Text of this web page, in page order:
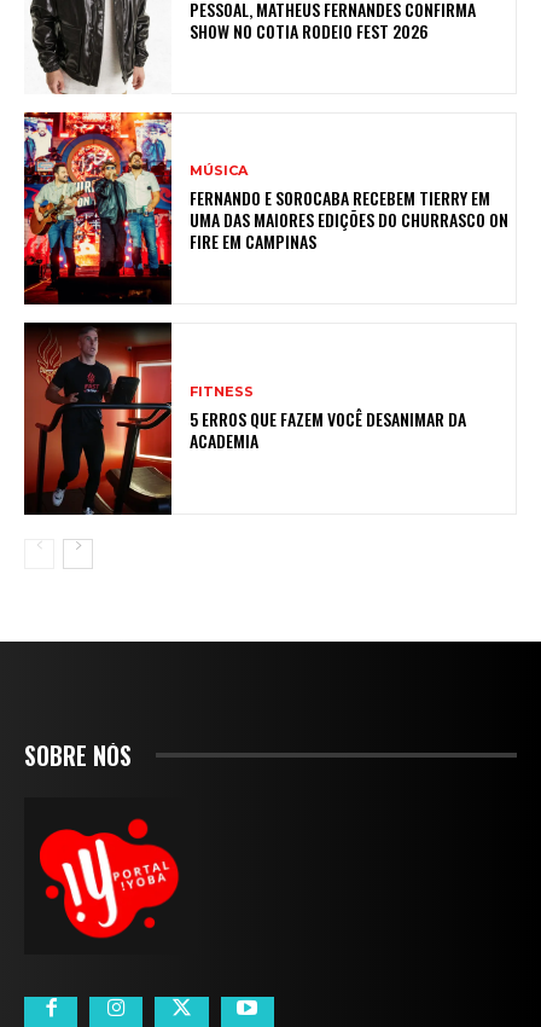
PESSOAL, MATHEUS FERNANDES CONFIRMA
SHOW NO COTIA RODEIO FEST 2026
MÚSICA
FERNANDO E SOROCABA RECEBEM TIERRY EM
UMA DAS MAIORES EDIÇÕES DO CHURRASCO ON
FIRE EM CAMPINAS
FITNESS
5 ERROS QUE FAZEM VOCÊ DESANIMAR DA
ACADEMIA
SOBRE NÓS